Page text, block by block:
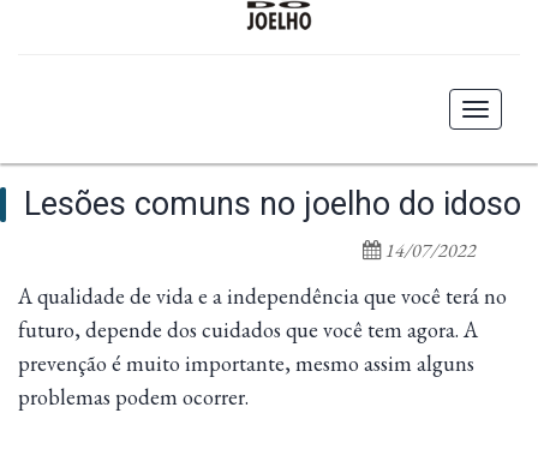
Toggle
Lesões comuns no joelho do idoso
14/07/2022
A qualidade de vida e a independência que você terá no
futuro, depende dos cuidados que você tem agora. A
prevenção é muito importante, mesmo assim alguns
problemas podem ocorrer.